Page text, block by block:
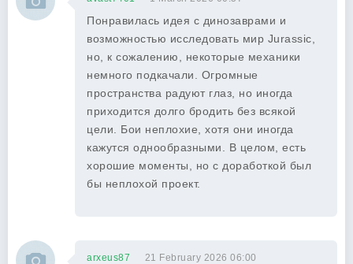
Понравилась идея с динозаврами и
возможностью исследовать мир Jurassic,
но, к сожалению, некоторые механики
немного подкачали. Огромные
пространства радуют глаз, но иногда
приходится долго бродить без всякой
цели. Бои неплохие, хотя они иногда
кажутся однообразными. В целом, есть
хорошие моменты, но с доработкой был
бы неплохой проект.
arxeus87 21 February 2026 06:00